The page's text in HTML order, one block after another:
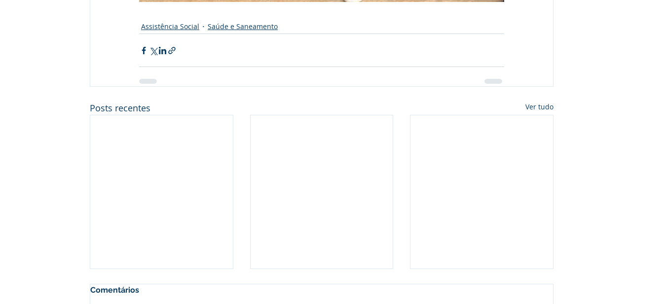
Assistência Social Saúde e Saneamento
Posts recentes Ver tudo
Comentários